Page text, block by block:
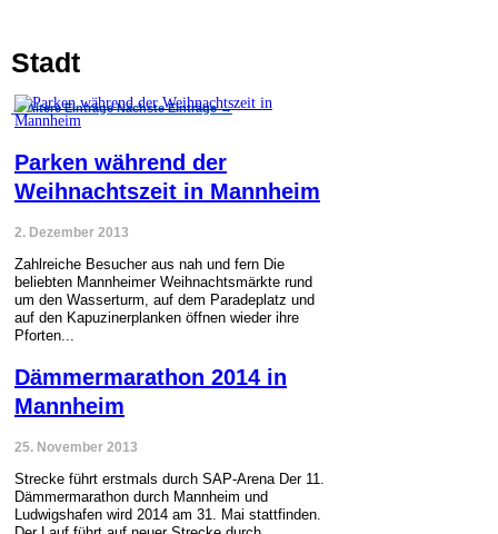
Stadt
←Ältere Einträge Nächste Einträge→
Parken während der
Weihnachtszeit in Mannheim
2. Dezember 2013
Zahlreiche Besucher aus nah und fern Die
beliebten Mannheimer Weihnachtsmärkte rund
um den Wasserturm, auf dem Paradeplatz und
auf den Kapuzinerplanken öffnen wieder ihre
Pforten...
Dämmermarathon 2014 in
Mannheim
25. November 2013
Strecke führt erstmals durch SAP-Arena Der 11.
Dämmermarathon durch Mannheim und
Ludwigshafen wird 2014 am 31. Mai stattfinden.